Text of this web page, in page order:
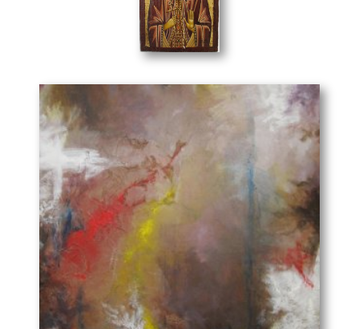
μετά το Λύκειο παρακολούθησε μαθήματα ζωγραφικής
στην ιδιωτική σχολή “Πλάκα” μελετώντας σχέδιο και
χρώμα. Πειραματίστηκε πάνω σε χαρτί, ξύλο, μουσαμά
και καρτολίνες χρησιμοποιώντας χρώματα ακρυλικά,
λάδια, τέμπερες και μελάνια.
Το 1996-1997 συνεχίζει τις σπουδές του στην
ζωγραφική στην σχολή “Έοργον” στο πεδίο του Άρεως.
Το 1997-1998 παρακολουθεί μαθήματα ζωγραφικής και
αγιογραφίας στο δημοτικό εργαστήρι του δήμου
Κορυδαλλού όπου και γνωρίζεται με τον γνωστό
ζωγράφο Βασίλη Κατσιβελάκη. Εκεί αρχίζει τη δική του
γραφή ο καλλιτέχνης Ευάγγελος Τζαβάρας, γιατί μπορεί
να εκφραστεί ελεύθερα έξω από νόρμες και θέματα.
Ήρθε η στιγμή να αποδώσει ζωγραφικά ολοκληρωμένα
με δικές του σκέψεις και τεχνική. Ο καλλιτέχνης στην
Αγιογραφία γνώρισε μια πολύ μοντέρνα ζωγραφική με